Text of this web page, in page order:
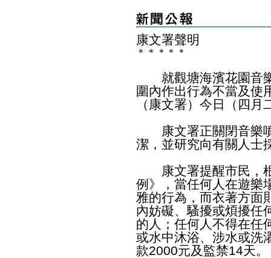
康文署聲明
＊ ＊ ＊ ＊ ＊
就觀塘海濱花園音樂
圍內作出行為不當及使
（康文署）今日（四
康文署正關閉音樂噴
潔，並研究向有關人士
康文署提醒市民，根
例》，當任何人在遊樂
雅的行為，而衣著方面
內妨礙、騷擾或煩擾任
的人；任何人不得在任
或水中沐浴、涉水或洗
款2000元及監禁14天。